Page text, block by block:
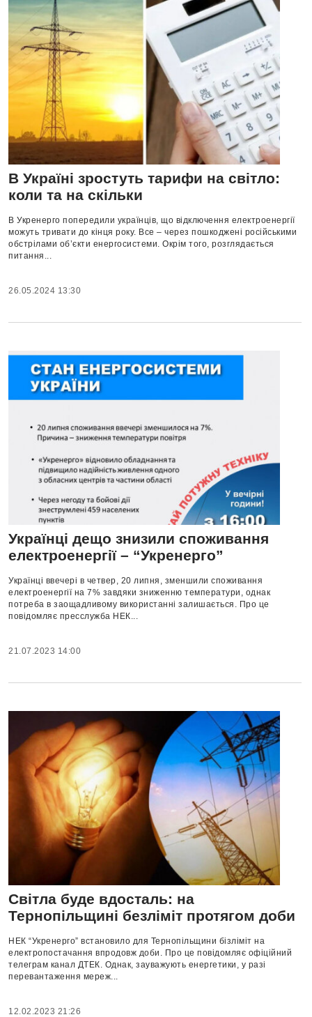
В Україні зростуть тарифи на світло:
коли та на скільки
В Укренерго попередили українців, що відключення електроенергії
можуть тривати до кінця року. Все – через пошкоджені російськими
обстрілами об’єкти енергосистеми. Окрім того, розглядається
питання...
26.05.2024 13:30
Українці дещо знизили споживання
електроенергії – “Укренерго”
Українці ввечері в четвер, 20 липня, зменшили споживання
електроенергії на 7% завдяки зниженню температури, однак
потреба в заощадливому використанні залишається. Про це
повідомляє пресслужба НЕК...
21.07.2023 14:00
Світла буде вдосталь: на
Тернопільщині безліміт протягом доби
НЕК “Укренерго” встановило для Тернопільщини бізліміт на
електропостачання впродовж доби. Про це повідомляє офіційний
телеграм канал ДТЕК. Однак, зауважують енергетики, у разі
перевантаження мереж...
12.02.2023 21:26